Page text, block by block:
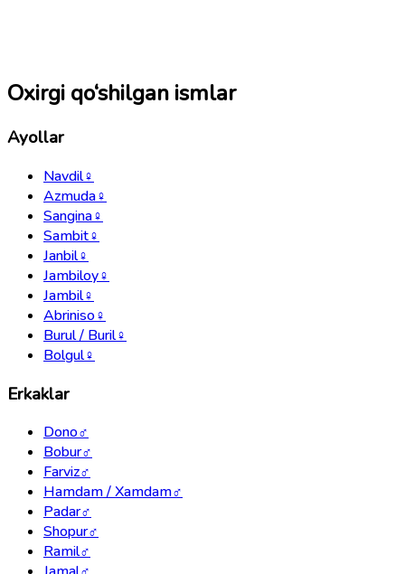
Oxirgi qo‘shilgan ismlar
Ayollar
Navdil♀
Azmuda♀
Sangina♀
Sambit♀
Janbil♀
Jambiloy♀
Jambil♀
Abriniso♀
Burul / Buril♀
Bolgul♀
Erkaklar
Dono♂
Bobur♂
Farviz♂
Hamdam / Xamdam♂
Padar♂
Shopur♂
Ramil♂